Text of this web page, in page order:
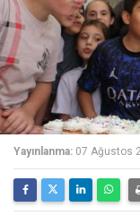
Yayınlanma: 07 Ağustos